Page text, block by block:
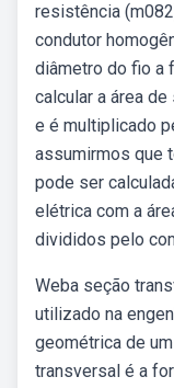
resistência
condutor
diâmetro do fio a
calcular a área
e é multiplicado
assumirmos que
pode ser
elétrica com a
divididos pelo
Weba seção
utilizado na
geométrica de
transversal é a